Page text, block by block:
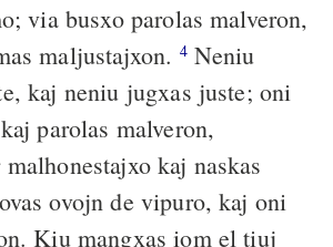
maljustajxon. 4Neniu
kaj neniu jugxas juste; oni
parolas malveron,
kaj naskas
ovojn de vipuro, kaj oni
Kiu mangxas iom el tiuj